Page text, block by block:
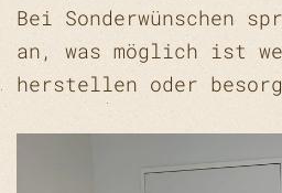
Bei Sonderwünschen
an, was möglich ist
herstellen oder